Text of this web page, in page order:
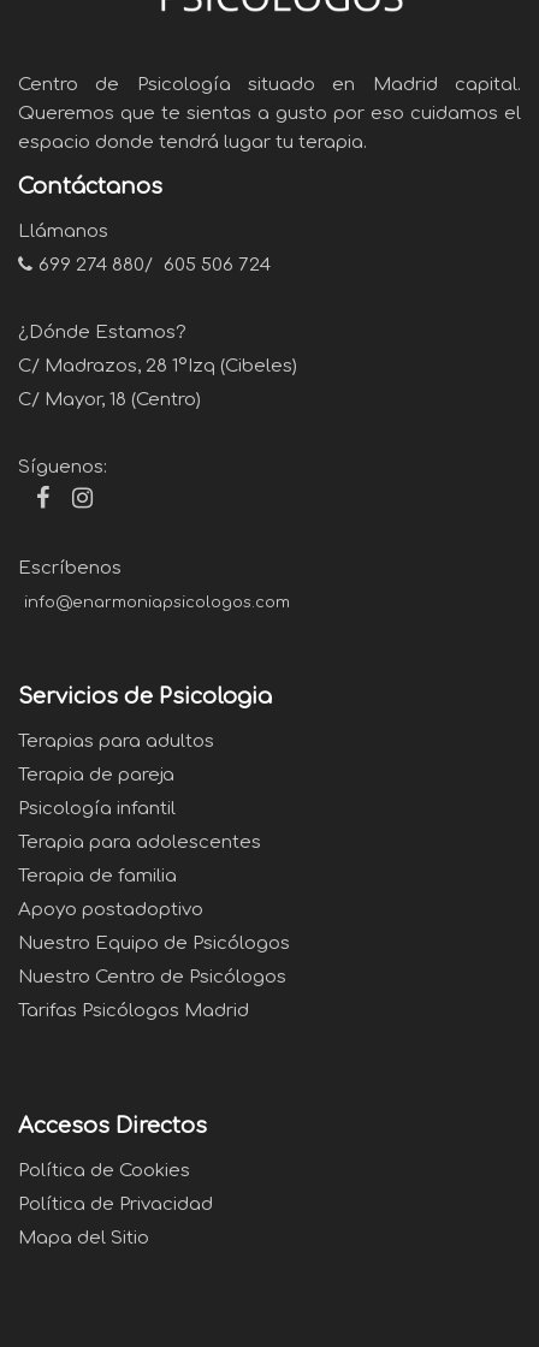
Centro de Psicología situado en Madrid capital.
Queremos que te sientas a gusto por eso cuidamos el
espacio donde tendrá lugar tu terapia.
Contáctanos
Llámanos
699 274 880/ 605 506 724
¿Dónde Estamos?
C/ Madrazos, 28 1ºIzq (Cibeles)
C/ Mayor, 18 (Centro)
Síguenos:
Escríbenos
info@enarmoniapsicologos.com
Servicios de Psicologia
Terapias para adultos
Terapia de pareja
Psicología infantil
Terapia para adolescentes
Terapia de familia
Apoyo postadoptivo
Nuestro Equipo de Psicólogos
Nuestro Centro de Psicólogos
Tarifas Psicólogos Madrid
Accesos Directos
Política de Cookies
Política de Privacidad
Mapa del Sitio